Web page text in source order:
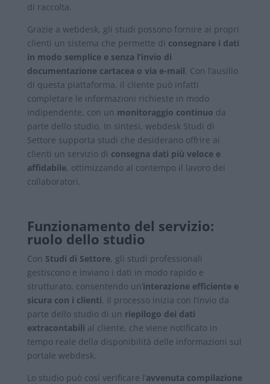
di raccolta.
Grazie a webdesk, gli studi possono fornire ai propri
clienti un sistema che permette di consegnare i dati
in modo semplice e senza l’invio di
documentazione cartacea o via e-mail. Con l’ausilio
di questa piattaforma, il cliente può infatti
completare le informazioni richieste in modo
indipendente, con un monitoraggio continuo da
parte dello studio. In sintesi, webdesk Studi di
Settore supporta studi che desiderano offrire ai
clienti un servizio di consegna dati più veloce e
affidabile, ottimizzando al contempo il lavoro dei
collaboratori.
Funzionamento del servizio:
ruolo dello studio
Con Studi di Settore, gli studi professionali
gestiscono e inviano i dati in modo rapido e
strutturato, consentendo un’interazione efficiente e
sicura con i clienti. Il processo inizia con l’invio da
parte dello studio di un riepilogo dei dati
extracontabili al cliente, che viene notificato in
tempo reale della disponibilità delle informazioni sul
portale webdesk.
Lo studio può così verificare l’avvenuta compilazione